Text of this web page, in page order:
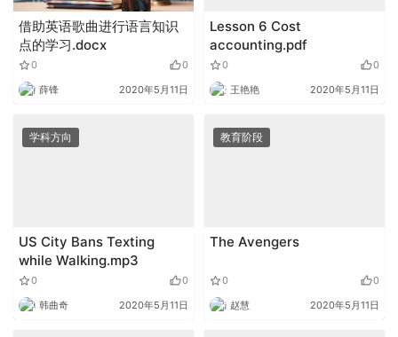
借助英语歌曲进行语言知识
点的学习.docx
0 0
薛锋 2020年5月11日
Lesson 6 Cost
accounting.pdf
0 0
王艳艳 2020年5月11日
学科方向
US City Bans Texting
while Walking.mp3
0 0
韩曲奇 2020年5月11日
教育阶段
The Avengers
0 0
赵慧 2020年5月11日